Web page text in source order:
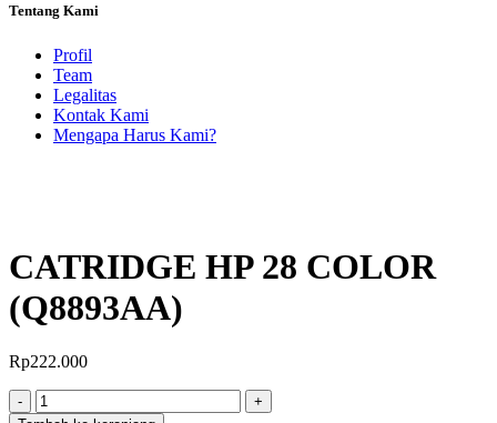
Tentang Kami
Profil
Team
Legalitas
Kontak Kami
Mengapa Harus Kami?
CATRIDGE HP 28 COLOR
(Q8893AA)
Rp222.000
- Jumlah
+